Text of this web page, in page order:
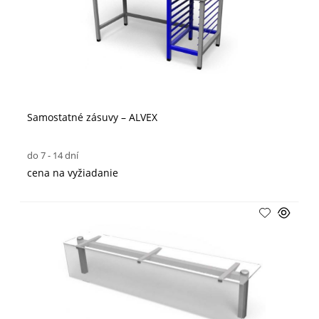
Samostatné zásuvy – ALVEX
do 7 - 14 dní
cena na vyžiadanie